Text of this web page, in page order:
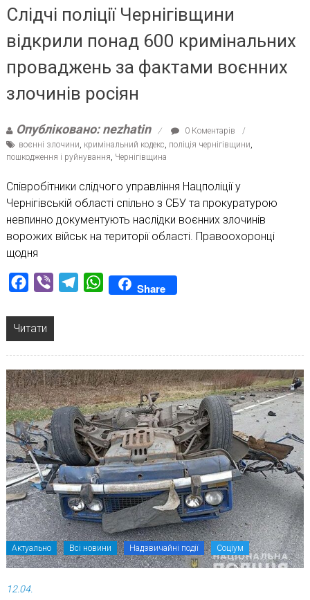
Слідчі поліції Чернігівщини
відкрили понад 600 кримінальних
проваджень за фактами воєнних
злочинів росіян
Опубліковано: nezhatin
0 Коментарів
воєнні злочини кримінальний кодекс поліція чернігівщини
пошкодження і руйнування Чернігівщина
Співробітники слідчого управління Нацполіції у
Чернігівській області спільно з СБУ та прокуратурою
невпинно документують наслідки воєнних злочинів
ворожих військ на території області. Правоохоронці
щодня
Facebook
Viber TelegramWhatsAppShare
Читати
Актуально Всі новини Надзвичайні події Соціум
12.04.